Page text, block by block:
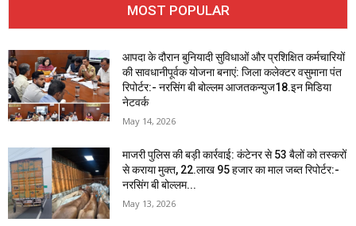
MOST POPULAR
आपदा के दौरान बुनियादी सुविधाओं और प्रशिक्षित कर्मचारियों
की सावधानीपूर्वक योजना बनाएं: जिला कलेक्टर वसुमाना पंत
रिपोर्टर:- नरसिंग बी बोल्लम आजतकन्युज18.इन मिडिया
नेटवर्क
May 14, 2026
माजरी पुलिस की बड़ी कार्रवाई: कंटेनर से 53 बैलों को तस्करों
से कराया मुक्त, 22.लाख 95 हजार का माल जब्त रिपोर्टर:-
नरसिंग बी बोल्लम...
May 13, 2026